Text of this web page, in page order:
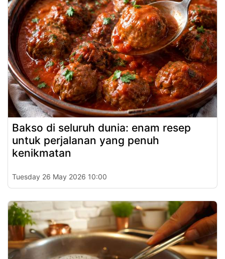
Bakso di seluruh dunia: enam resep
untuk perjalanan yang penuh
kenikmatan
Tuesday 26 May 2026 10:00